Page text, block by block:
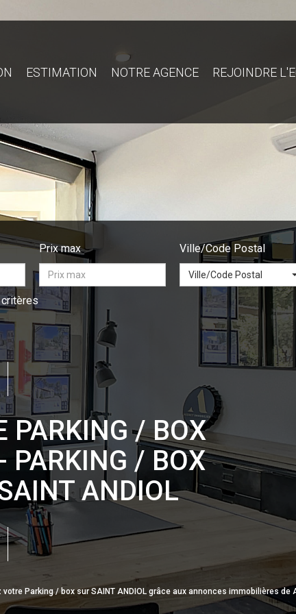
ESTIMATION NOTRE AGENCE REJOINDRE
Prix max Ville/Code Postal
Ville/Code Postal
PARKING / BOX
PARKING / BOX
ANDIOL
Parking / box sur SAINT ANDIOL grâce aux annonces immobilières de